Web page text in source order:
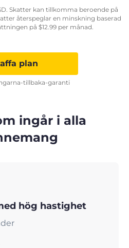
Skatter kan tillkomma beroende på
återspeglar en minskning baserad
på $12.99per månad.
plan
tillbaka-garanti
ingår i alla
hög hastighet